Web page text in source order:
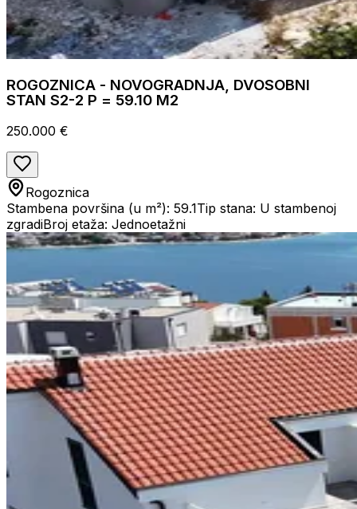
ROGOZNICA - NOVOGRADNJA, DVOSOBNI
STAN S2-2 P = 59.10 M2
250.000 €
Rogoznica
Stambena površina (u m²): 59.1Tip stana: U stambenoj
zgradiBroj etaža: Jednoetažni